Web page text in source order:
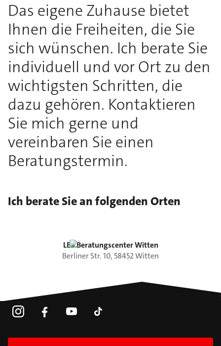
Das eigene Zuhause bietet
Ihnen die Freiheiten, die Sie
sich wünschen. Ich berate Sie
individuell und vor Ort zu den
wichtigsten Schritten, die
dazu gehören. Kontaktieren
Sie mich gerne und
vereinbaren Sie einen
Beratungstermin.
Ich berate Sie an folgenden Orten
LBS Beratungscenter Witten
Berliner Str.10, 58452Witten